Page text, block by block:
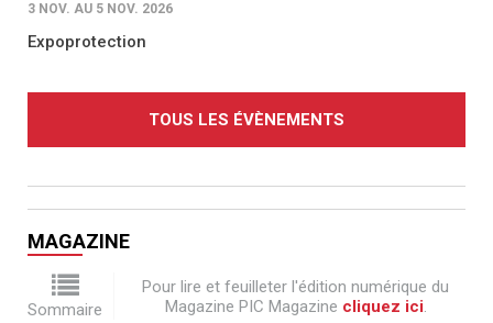
3 NOV. AU 5 NOV. 2026
Expoprotection
TOUS LES ÉVÈNEMENTS
MAGAZINE
Sommaire
Pour lire et feuilleter l'édition numérique du
Magazine PIC Magazine cliquez ici.